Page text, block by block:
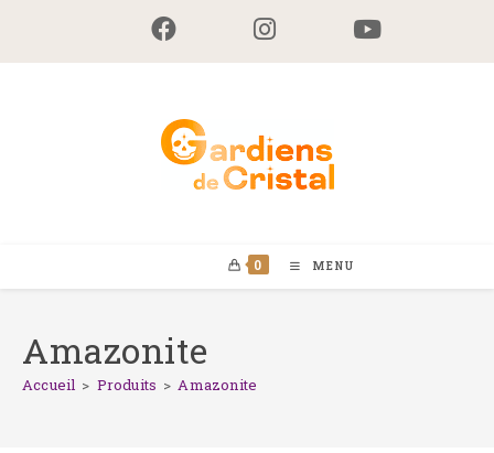
content
0 MENU
Amazonite
Accueil > Produits > Amazonite